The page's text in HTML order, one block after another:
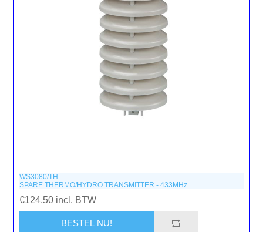
WS3080/TH
SPARE THERMO/HYDRO TRANSMITTER - 433MHz
€124,50 incl. BTW